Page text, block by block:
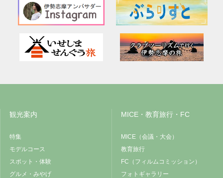
観光案内
特集
モデルコース
スポット・体験
グルメ・みやげ
MICE・教育旅行・FC
MICE（会議・大会）
教育旅行
FC（フィルムコミッション）
フォトギャラリー